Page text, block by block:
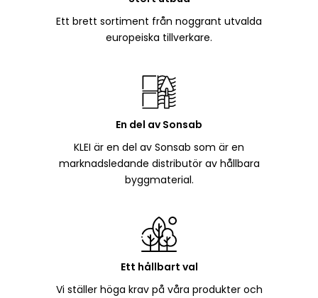
Ett brett sortiment från noggrant utvalda
europeiska tillverkare.
En del av Sonsab
KLEI är en del av Sonsab som är en
marknadsledande distributör av hållbara
byggmaterial.
Ett hållbart val
Vi ställer höga krav på våra produkter och